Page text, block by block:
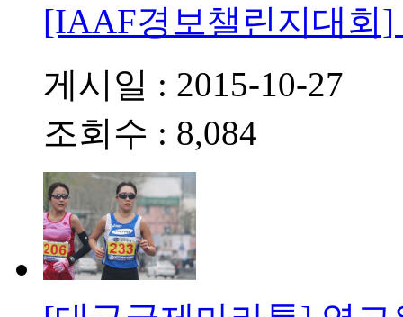
[IAAF경보챌린지대회]
게시일 : 2015-10-27
조회수 : 8,084